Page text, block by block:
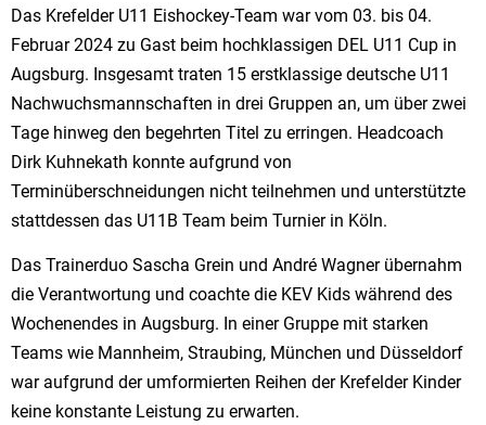
Das Krefelder U11 Eishockey-Team war vom 03. bis 04.
Februar 2024 zu Gast beim hochklassigen DEL U11 Cup in
Augsburg. Insgesamt traten 15 erstklassige deutsche U11
Nachwuchsmannschaften in drei Gruppen an, um über zwei
Tage hinweg den begehrten Titel zu erringen. Headcoach
Dirk Kuhnekath konnte aufgrund von
Terminüberschneidungen nicht teilnehmen und unterstützte
stattdessen das U11B Team beim Turnier in Köln.
Das Trainerduo Sascha Grein und André Wagner übernahm
die Verantwortung und coachte die KEV Kids während des
Wochenendes in Augsburg. In einer Gruppe mit starken
Teams wie Mannheim, Straubing, München und Düsseldorf
war aufgrund der umformierten Reihen der Krefelder Kinder
keine konstante Leistung zu erwarten.